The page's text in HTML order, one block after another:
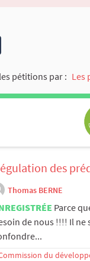
pétitions par : Les
des
Thomas BERNE
Parce
de nous !!!! Il ne
du